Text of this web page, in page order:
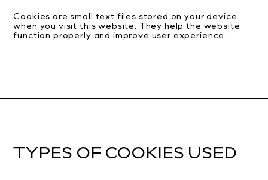
Cookies are small text files stored on your device
when you visit this website. They help the website
function properly and improve user experience.
TYPES OF COOKIES USED